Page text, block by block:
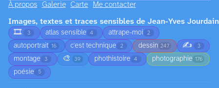
À propos Galerie Carte Me contacter
Images, textes et traces sensibles de Jean-Yves Jourdain
🎞️
3 atlas sensible 4 attrape-moi 2
autoportrait 16 c'est technique 2 dessin 247 ✍️ 3
montage 3 🎨 39 phothistoire 4 photographie 176
poésie 5